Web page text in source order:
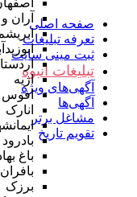
آران
اژیه
افوس
انارک
بادرود
باغ
بافران
برزک
صفحه اصلی
تعرفه تبلیغات
ثبت مینی سایت
تبلیغات انبوه
آگهی‌های ویژه
آگهی‌ها
مشاغل برتر
تقویم تاریخ